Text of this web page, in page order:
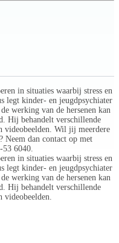
in situaties waarbij stress en
legt kinder- en jeugdpsychiater
werking van de hersenen kan
Hij behandelt verschillende
videobeelden. Wil jij meerdere
Neem dan contact op met
6040.
in situaties waarbij stress en
legt kinder- en jeugdpsychiater
werking van de hersenen kan
Hij behandelt verschillende
videobeelden.